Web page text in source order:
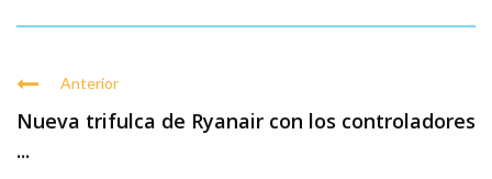
Anterior
Nueva trifulca de Ryanair con los controladores
...